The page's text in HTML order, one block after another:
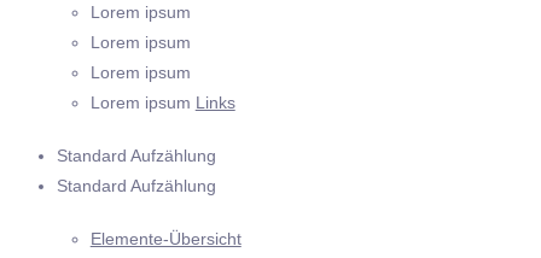
Lorem ipsum
Lorem ipsum
Lorem ipsum
Lorem ipsum Links
Standard Aufzählung
Standard Aufzählung
Elemente-Übersicht